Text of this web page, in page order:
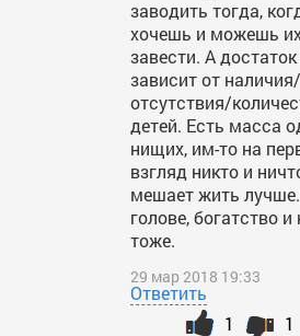
заводить тогда,
хочешь и можешь
завести. А
зависит от наличия/
отсутствия/
детей. Есть масса
нищих, им-то на
взгляд никто и
мешает жить
голове, богатство
тоже.
29 мар 2018 19:33
Ответить
1
1